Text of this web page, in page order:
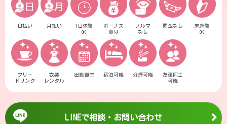
日払い 月払い
1日体験
OK
ボーナス
あり
ノルマ
なし
罰金なし
未経験
OK
フリー
ドリンク
衣装
レンタル
出勤自由 宿泊可能 分煙可能
友達同士
可能
LINEで相談・お問い合わせ